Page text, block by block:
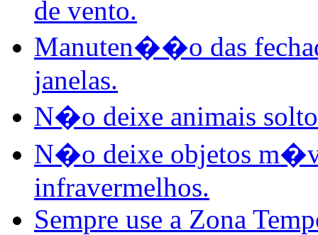
de vento.
Manuten��o das
janelas.
N�o deixe animais
N�o deixe objetos
infravermelhos.
Sempre use a Zona